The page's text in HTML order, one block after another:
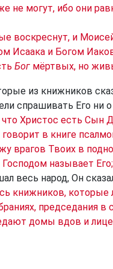
не могут, ибо они
воскреснут, и
Исаака и Богом
Бог мёртвых, но
из книжников
спрашивать Его ни
что Христос есть Сын
в книге
врагов Твоих в
называет
весь народ, Он
книжников,
председания в
домы вдов и